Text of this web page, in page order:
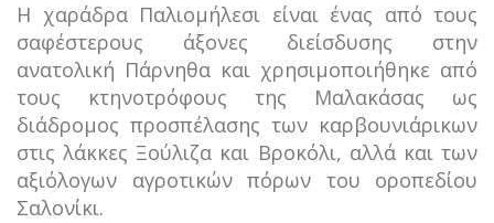
Η χαράδρα Παλιομήλεσι είναι ένας από τους
σαφέστερους άξονες διείσδυσης στην
ανατολική Πάρνηθα και χρησιμοποιήθηκε από
τους κτηνοτρόφους της Μαλακάσας ως
διάδρομος προσπέλασης των καρβουνιάρικων
στις λάκκες Ξούλιζα και Βροκόλι, αλλά και των
αξιόλογων αγροτικών πόρων του οροπεδίου
Σαλονίκι.